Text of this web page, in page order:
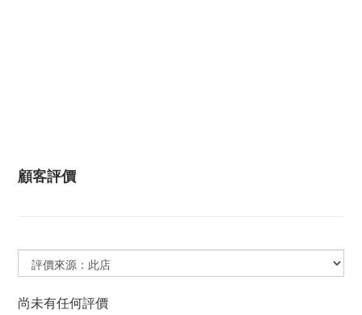
顧客評價
尚未有任何評價